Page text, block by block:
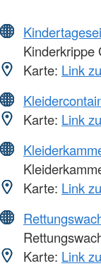
Kinderkrippe
Karte: Link
Karte: Link
Karte: Link
Karte: Link